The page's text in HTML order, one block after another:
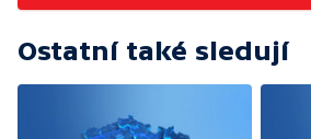
Ostatní také sledují